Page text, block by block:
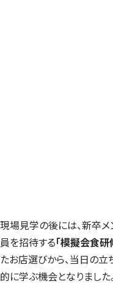
現場見学の後には、新卒
員を招待する「模擬会食研
たお店選びから、当日の
的に学ぶ機会となりました